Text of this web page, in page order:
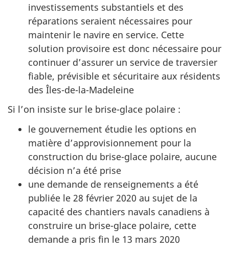
investissements substantiels et des
réparations seraient nécessaires pour
maintenir le navire en service. Cette
solution provisoire est donc nécessaire pour
continuer d’assurer un service de traversier
fiable, prévisible et sécuritaire aux résidents
des Îles-de-la-Madeleine
Si l’on insiste sur le brise-glace polaire :
le gouvernement étudie les options en
matière d’approvisionnement pour la
construction du brise-glace polaire, aucune
décision n’a été prise
une demande de renseignements a été
publiée le 28 février 2020 au sujet de la
capacité des chantiers navals canadiens à
construire un brise-glace polaire, cette
demande a pris fin le 13 mars 2020